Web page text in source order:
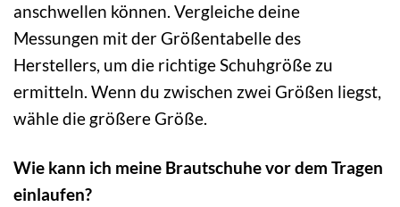
anschwellen können. Vergleiche deine
Messungen mit der Größentabelle des
Herstellers, um die richtige Schuhgröße zu
ermitteln. Wenn du zwischen zwei Größen liegst,
wähle die größere Größe.
Wie kann ich meine Brautschuhe vor dem Tragen
einlaufen?